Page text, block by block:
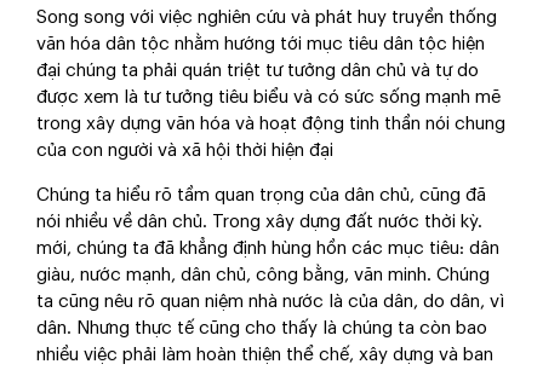
Song song với việc nghiên cứu và phát huy truyền thống
văn hóa dân tộc nhằm hướng tới mục tiêu dân tộc hiện
đại chúng ta phải quán triệt tư tưởng dân chủ và tự do
được xem là tư tưởng tiêu biểu và có sức sống mạnh mẽ
trong xây dựng văn hóa và hoạt động tinh thần nói chung
của con người và xã hội thời hiện đại
Chúng ta hiểu rõ tầm quan trọng của dân chủ, cũng đã
nói nhiều về dân chủ. Trong xây dựng đất nước thời kỳ.
mới, chúng ta đã khẳng định hùng hồn các mục tiêu: dân
giàu, nước mạnh, dân chủ, công bằng, văn minh. Chúng
ta cũng nêu rõ quan niệm nhà nước là của dân, do dân, vì
dân. Nhưng thực tế cũng cho thấy là chúng ta còn bao
nhiều việc phải làm hoàn thiện thể chế, xây dựng và ban